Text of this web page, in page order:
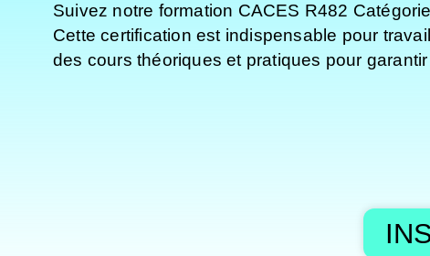
Suivez notre formation CACES R482
Cette certification est indispensable pour
des cours théoriques et pratiques pour